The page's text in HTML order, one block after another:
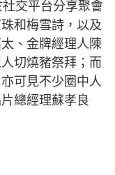
交平台分享聚會
和梅雪詩，以及
、金牌經理人陳
切燒豬祭拜；而
可見不少圈中人
總經理蘇孝良